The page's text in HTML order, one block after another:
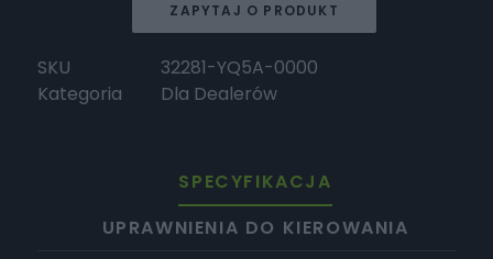
amortyzatora
prawy
przód
ZAPYTAJ O PRODUKT
SKU
32281-YQ5A-0000
Kategoria
Dla Dealerów
SPECYFIKACJA
UPRAWNIENIA DO KIEROWANIA